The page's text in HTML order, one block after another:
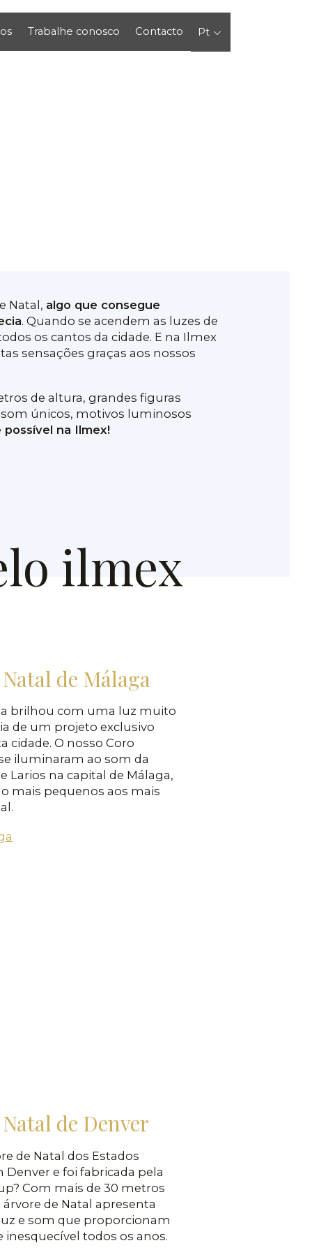
Trabalhe conosco Contacto Pt
Natal, algo que consegue
. Quando se acendem as luzes de
os cantos da cidade. E na Ilmex
sensações graças aos nossos
de altura, grandes figuras
únicos, motivos luminosos
possível na Ilmex!
ilmex
de Málaga
brilhou com uma luz muito
de um projeto exclusivo
cidade. O nosso Coro
iluminaram ao som da
Larios na capital de Málaga,
mais pequenos aos mais
de Denver
de Natal dos Estados
Denver e foi fabricada pela
Com mais de 30 metros
de Natal apresenta
e som que proporcionam
todos os anos.